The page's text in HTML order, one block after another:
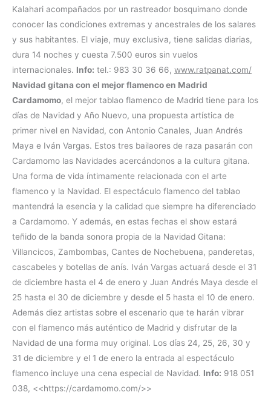
Kalahari acompañados por un rastreador bosquimano donde
conocer las condiciones extremas y ancestrales de los salares
y sus habitantes. El viaje, muy exclusiva, tiene salidas diarias,
dura 14 noches y cuesta 7.500 euros sin vuelos
internacionales. Info: tel.: 983 30 36 66, www.ratpanat.com/
Navidad gitana con el mejor flamenco en Madrid
Cardamomo, el mejor tablao flamenco de Madrid tiene para los
días de Navidad y Año Nuevo, una propuesta artística de
primer nivel en Navidad, con Antonio Canales, Juan Andrés
Maya e Iván Vargas. Estos tres bailaores de raza pasarán con
Cardamomo las Navidades acercándonos a la cultura gitana.
Una forma de vida íntimamente relacionada con el arte
flamenco y la Navidad. El espectáculo flamenco del tablao
mantendrá la esencia y la calidad que siempre ha diferenciado
a Cardamomo. Y además, en estas fechas el show estará
teñido de la banda sonora propia de la Navidad Gitana:
Villancicos, Zambombas, Cantes de Nochebuena, panderetas,
cascabeles y botellas de anís. Iván Vargas actuará desde el 31
de diciembre hasta el 4 de enero y Juan Andrés Maya desde el
25 hasta el 30 de diciembre y desde el 5 hasta el 10 de enero.
Además diez artistas sobre el escenario que te harán vibrar
con el flamenco más auténtico de Madrid y disfrutar de la
Navidad de una forma muy original. Los días 24, 25, 26, 30 y
31 de diciembre y el 1 de enero la entrada al espectáculo
flamenco incluye una cena especial de Navidad. Info: 918 051
038, <<https://cardamomo.com/>>